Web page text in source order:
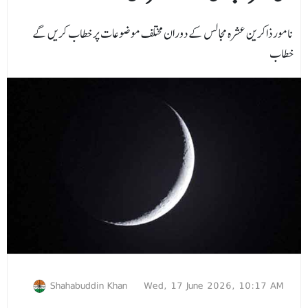
نامور ذاکرین عشرہ مجالس کے دوران مختلف موضوعات پر خطاب کریں گے
خطاب
Shahabuddin Khan
Wed, 17 June 2026, 10:17 AM